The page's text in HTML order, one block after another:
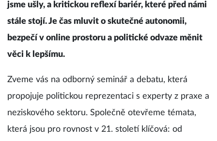
jsme ušly, a kritickou reflexí bariér, které před námi
stále stojí. Je čas mluvit o skutečné autonomii,
bezpečí v online prostoru a politické odvaze měnit
věci k lepšímu.
Zveme vás na odborný seminář a debatu, která
propojuje politickou reprezentaci s experty z praxe a
neziskového sektoru. Společně otevřeme témata,
která jsou pro rovnost v 21. století klíčová: od